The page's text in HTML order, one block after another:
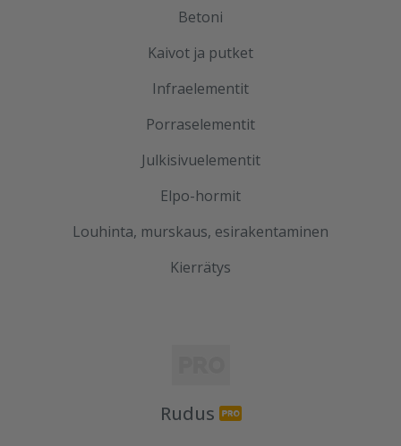
Betoni
Kaivot ja putket
Infraelementit
Porraselementit
Julkisivuelementit
Elpo-hormit
Louhinta, murskaus, esirakentaminen
Kierrätys
Rudus